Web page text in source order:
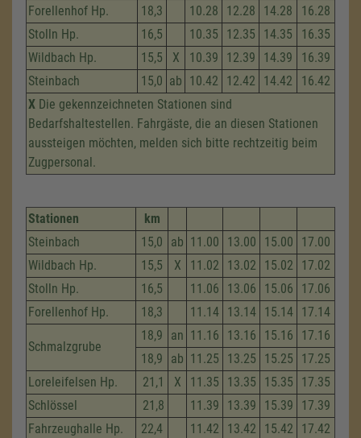
Forellenhof Hp.
18,3 10.28 12.28 14.28
16.28
Stolln Hp.
16,5 10.35 12.35 14.35
16.35
Wildbach Hp.
15,5 X 10.39 12.39 14.39
16.39
Steinbach
15,0 ab 10.42 12.42 14.42
16.42
X Die gekennzeichneten Stationen sind
Bedarfshaltestellen. Fahrgäste, die an diesen Stationen
aussteigen möchten, melden sich bitte rechtzeitig beim
Zugpersonal.
Stationen
km
Steinbach
15,0 ab 11.00 13.00 15.00
17.00
Wildbach Hp.
15,5 X 11.02 13.02 15.02
17.02
Stolln Hp.
16,5 11.06 13.06 15.06
17.06
Forellenhof Hp.
18,3 11.14 13.14 15.14 17.14
Schmalzgrube
18,9 an 11.16 13.16 15.16
17.16
18,9
ab 11.25 13.25 15.25
17.25
Loreleifelsen Hp.
21,1 X 11.35 13.35 15.35
17.35
Schlössel
21,8 11.39 13.39 15.39
17.39
Fahrzeug­halle Hp.
22,4 11.42 13.42 15.42 17.42